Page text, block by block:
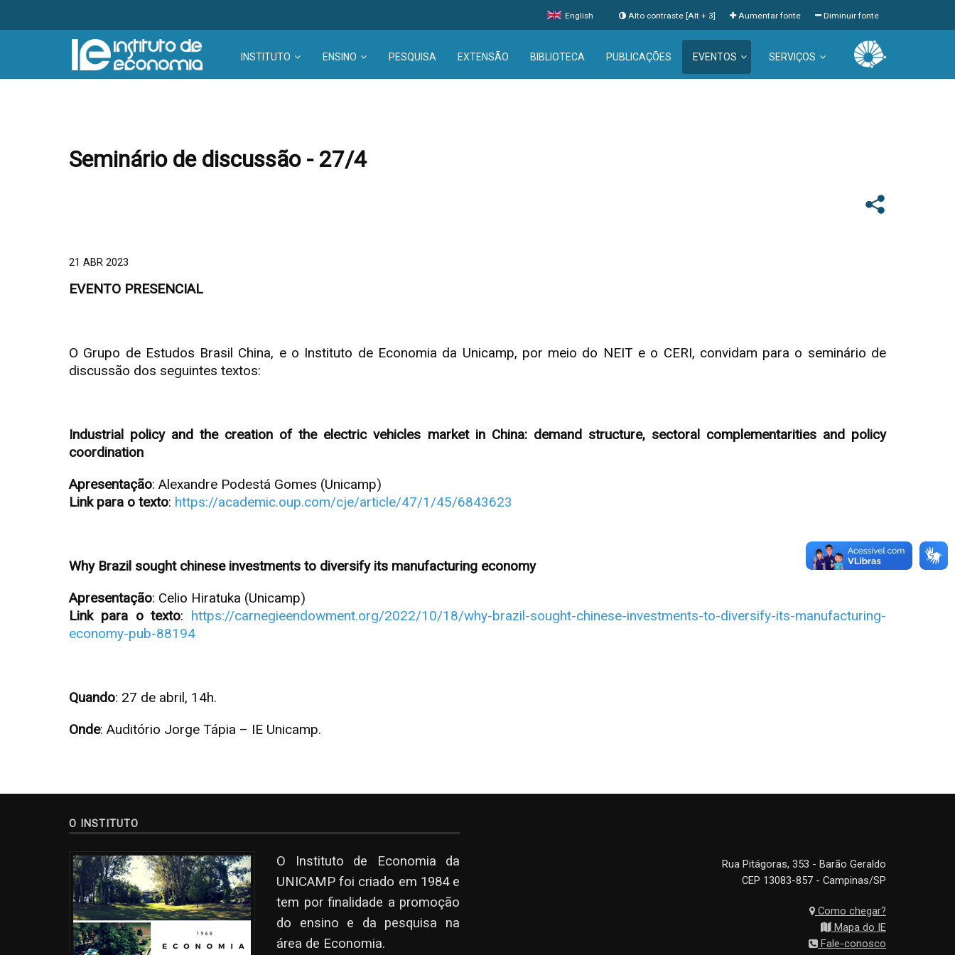
English Diminuir fonte
Aumentar fonte
Alto contraste [Alt + 3]
INSTITUTO ENSINO PESQUISA EXTENSÃO BIBLIOTECA PUBLICAÇÕES EVENTOS SERVIÇOS
Seminário de discussão - 27/4
21 ABR 2023
EVENTO PRESENCIAL
O Grupo de Estudos Brasil China, e o Instituto de Economia da Unicamp, por meio do NEIT e o CERI, convidam para o seminário de
discussão dos seguintes textos:
Industrial policy and the creation of the electric vehicles market in China: demand structure, sectoral complementarities and policy
coordination
Apresentação: Alexandre Podestá Gomes (Unicamp)
Link para o texto: https://academic.oup.com/cje/article/47/1/45/6843623
Why Brazil sought chinese investments to diversify its manufacturing economy
Apresentação: Celio Hiratuka (Unicamp)
Link para o texto: https://carnegieendowment.org/2022/10/18/why-brazil-sought-chinese-investments-to-diversify-its-manufacturing-
economy-pub-88194
Quando: 27 de abril, 14h.
Onde: Auditório Jorge Tápia – IE Unicamp.
O INSTITUTO
O Instituto de Economia da
UNICAMP foi criado em 1984 e
tem por finalidade a promoção
do ensino e da pesquisa na
área de Economia.
Rua Pitágoras, 353 - Barão Geraldo
CEP 13083-857 - Campinas/SP
Como chegar?
Mapa do IE
Fale-conosco